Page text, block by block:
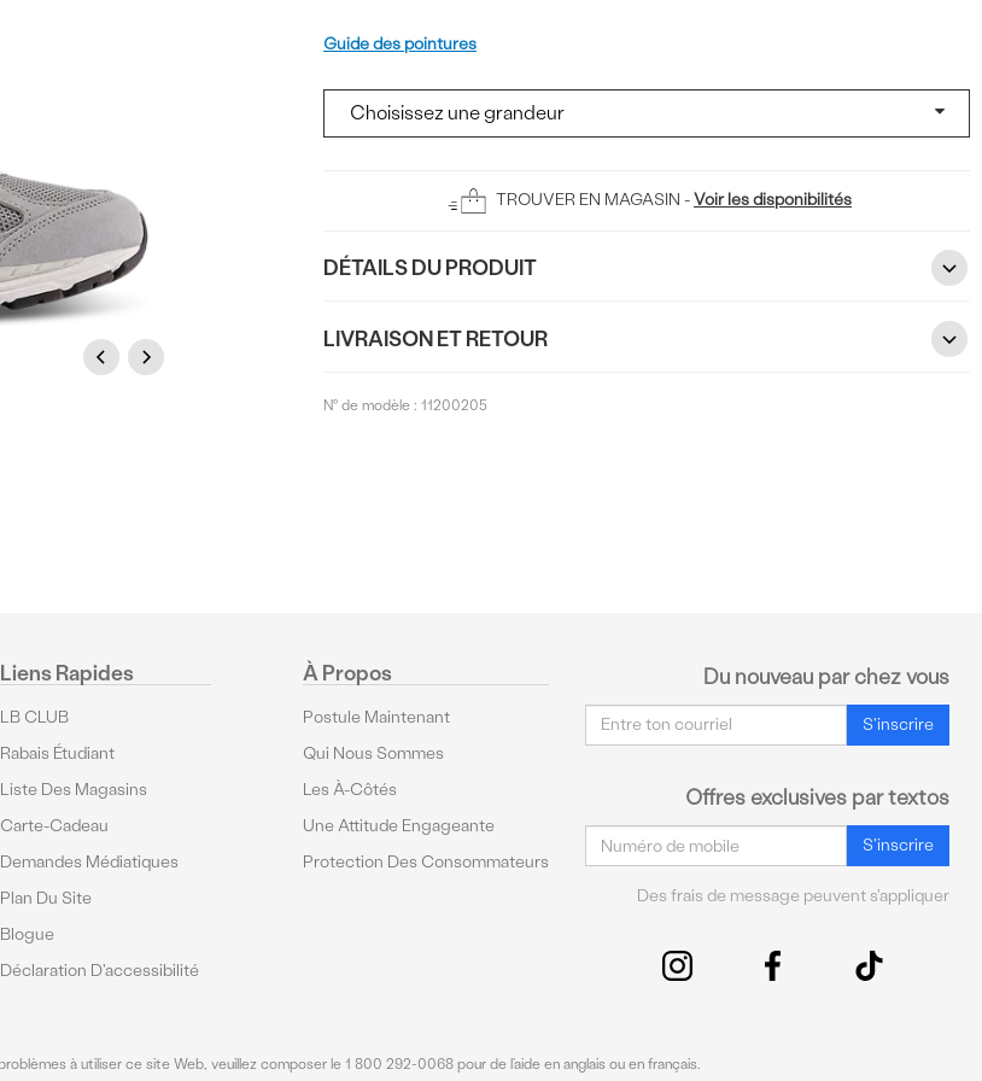
PreviousNext
Guide des pointures
panier
TROUVER EN MAGASIN -Voir les disponibilités
DÉTAILS DU PRODUIT
LIVRAISON ET RETOUR
N° de modèle : 11200205
Liens Rapides
LB CLUB
Rabais Étudiant
Liste Des Magasins
Carte-Cadeau
Demandes Médiatiques
Plan Du Site
Blogue
Déclaration D'accessibilité
À Propos
Postule Maintenant
Qui Nous Sommes
Les À-Côtés
Une Attitude Engageante
Protection Des Consommateurs
Du nouveau par chez vous
S'inscrire
Offres exclusives par textos
S'inscrire
Des frais de message peuvent s'appliquer
à utiliser ce site Web, veuillez composer le 1 800 292-0068 pour de l’aide en anglais ou en français.